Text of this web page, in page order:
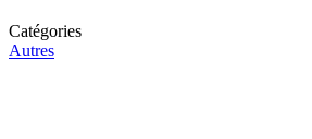
Catégories
Autres